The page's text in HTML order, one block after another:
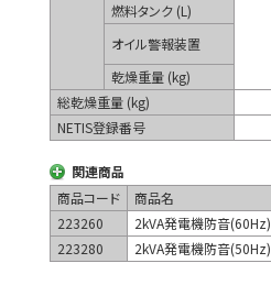
燃料タンク (L)
オイル警報装置
乾燥重量 (kg)
総乾燥重量 (kg)
NETIS登録番号
関連商品
商品コード
商品名
223260
2kVA発電機防音(60Hz)
223280 2kVA発電機防音(50Hz)